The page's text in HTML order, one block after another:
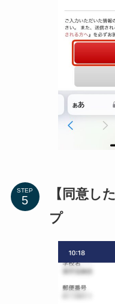
STEP
【同意し
プ